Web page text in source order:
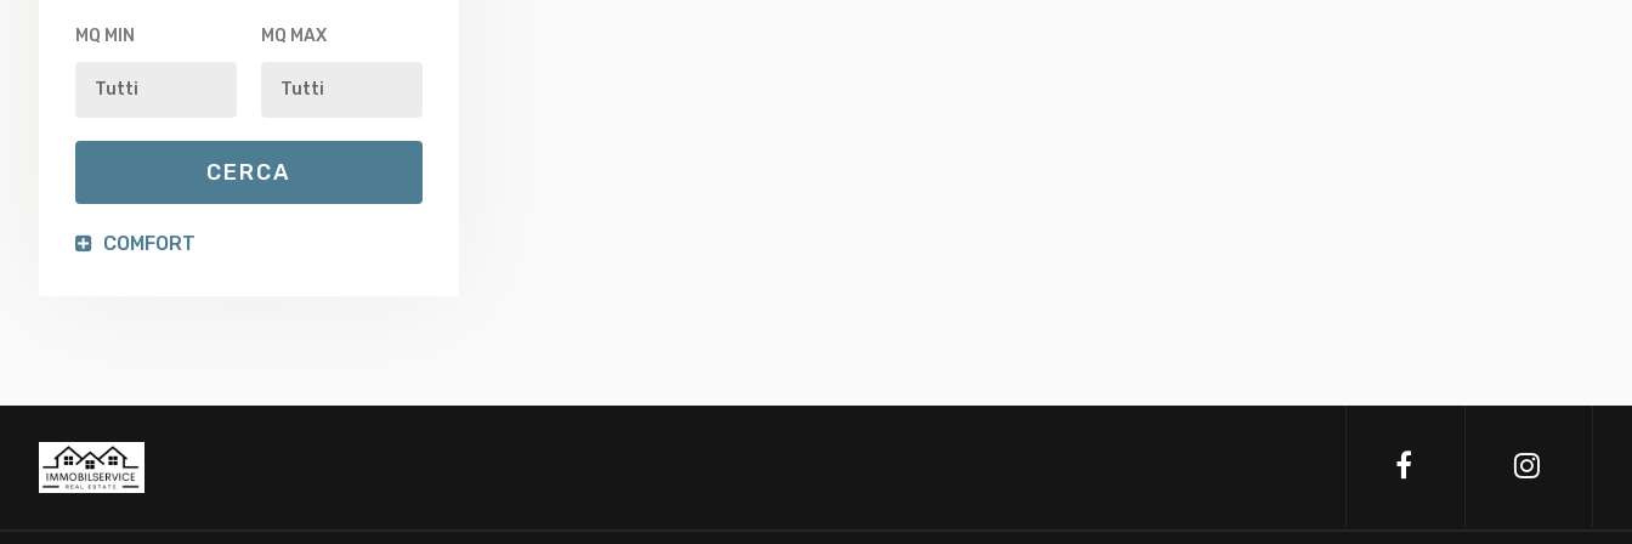
MQ MIN MQ MAX
COMFORT